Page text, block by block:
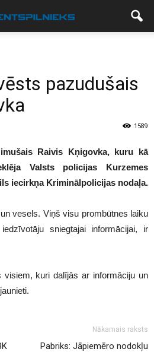
pazudušais
1589
Raivis Kņigovka, kuru kā
Valsts policijas Kurzemes
iecirkņa Kriminālpolicijas nodaļa.
vesels. Viņš visu prombūtnes laiku
sniegtajai informācijai, ir
visiem, kuri dalījās ar informāciju un
Nākamais raksts
Pabriks: Jāpiemēro nodokļu